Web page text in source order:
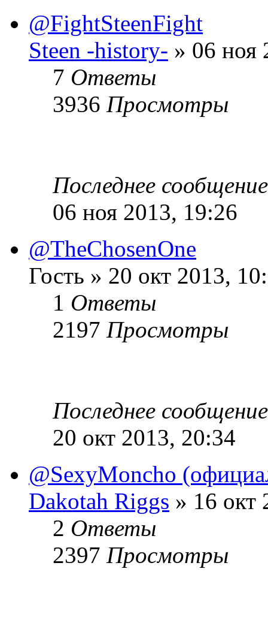
@FightSteenFight
Steen -history- » 06 ноя
7 Ответы
3936 Просмотры
Последнее
06 ноя 2013, 19:26
@TheChosenOne
Гость » 20 окт 2013,
1 Ответы
2197 Просмотры
Последнее
20 окт 2013, 20:34
@SexyMoncho
Dakotah Riggs » 16 окт
2 Ответы
2397 Просмотры